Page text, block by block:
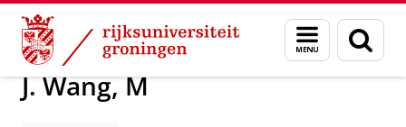
Skip
Content
Skip
Navigation
Menu
en
zoeken
Over ons J. Wang, M
J. Wang, M